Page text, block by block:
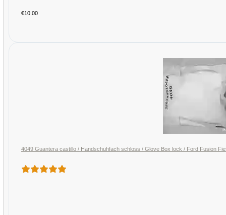
€10.00
4049 Guantera castillo / Handschuhfach schloss / Glove Box lock / Ford Fusion